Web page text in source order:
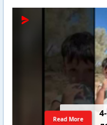
Read More